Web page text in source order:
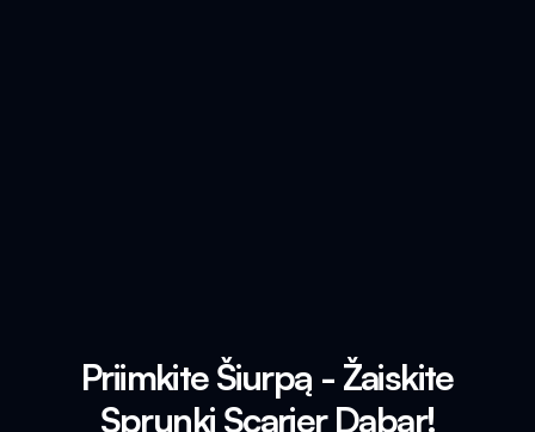
Priimkite Šiurpą - Žaiskite
Sprunki Scarier Dabar!